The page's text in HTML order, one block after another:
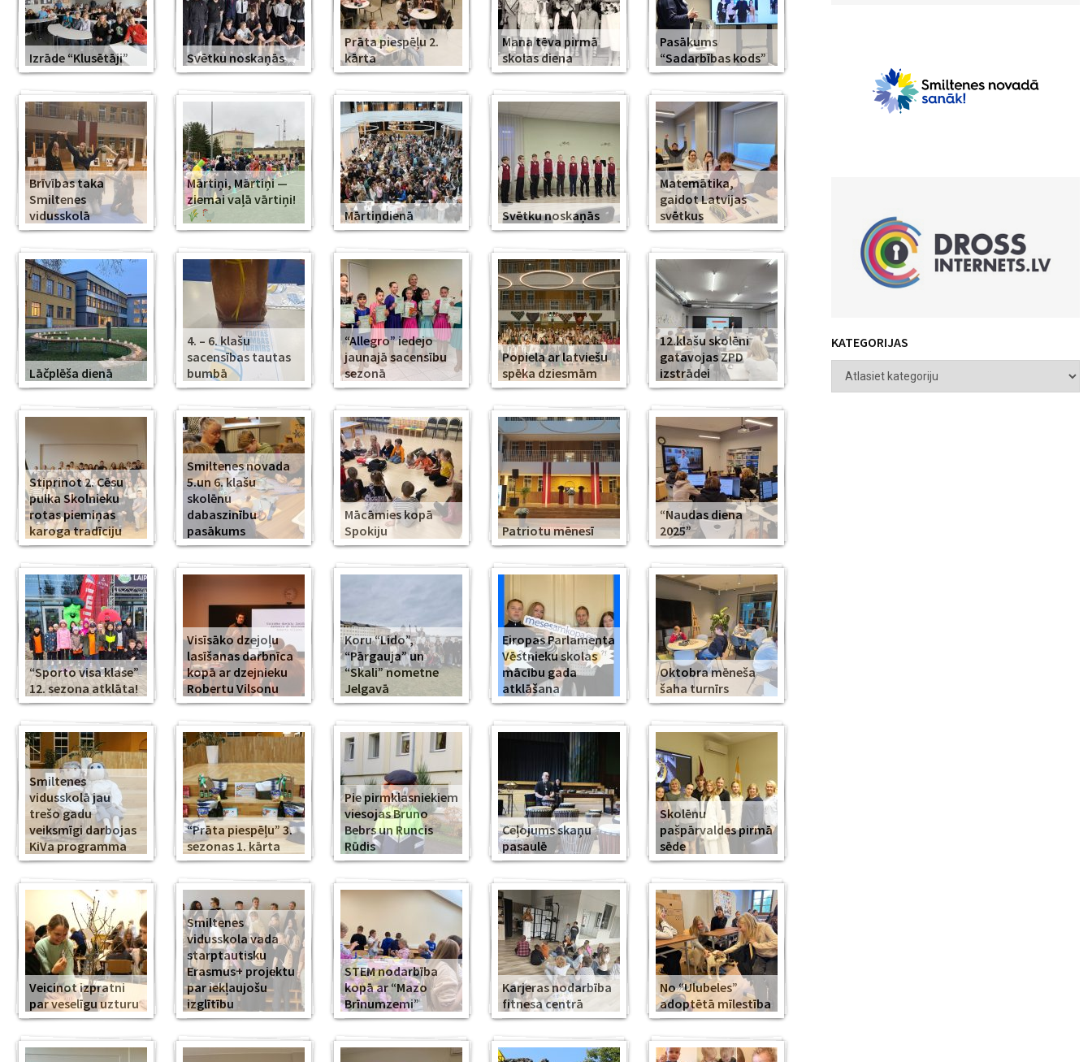
Izrāde “Klusētāji” Svētku noskaņās
Prāta piespēļu 2.
kārta
Mana tēva pirmā
skolas diena
Pasākums
“Sadarbības kods”
Brīvības taka
Smiltenes
vidusskolā
Mārtiņi, Mārtiņi —
ziemai vaļā vārtiņi!
Mārtiņdienā
Svētku noskaņās
Matemātika,
gaidot Latvijas
svētkus
Lāčplēša dienā
4. – 6. klašu
sacensības tautas
bumbā
“Allegro” iedejo
jaunajā sacensību
sezonā
Popiela ar latviešu
spēka dziesmām
12.klašu skolēni
gatavojas ZPD
izstrādei
Stiprinot 2. Cēsu
pulka Skolnieku
rotas piemiņas
karoga tradīciju
Smiltenes novada
5.un 6. klašu
skolēnu
dabaszinību
pasākums
Mācāmies kopā
Spokiju
Patriotu mēnesī
“Naudas diena
2025”
“Sporto visa klase”
12. sezona atklāta!
Visīsāko dzejoļu
lasīšanas darbnīca
kopā ar dzejnieku
Robertu Vilsonu
Koru “Lido”,
“Pārgauja” un
“Skali” nometne
Jelgavā
Eiropas Parlamenta
Vēstnieku skolas
mācību gada
atklāšana
Oktobra mēneša
šaha turnīrs
Smiltenes
vidusskolā jau
trešo gadu
veiksmīgi darbojas
KiVa programma
“Prāta piespēļu” 3.
sezonas 1. kārta
Pie pirmklasniekiem
viesojas Bruno
Bebrs un Runcis
Rūdis
Ceļojums skaņu
pasaulē
Skolēnu
pašpārvaldes pirmā
sēde
Veicinot izpratni
par veselīgu uzturu
Smiltenes
vidusskola vada
starptautisku
Erasmus+ projektu
par iekļaujošu
izglītību
STEM nodarbība
kopā ar “Mazo
Brīnumzemi”
Karjeras nodarbība
fitnesa centrā
No “Ulubeles”
adoptētā mīlestība
KATEGORIJAS